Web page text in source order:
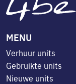
MENU
Verhuur units
Gebruikte units
Nieuwe units